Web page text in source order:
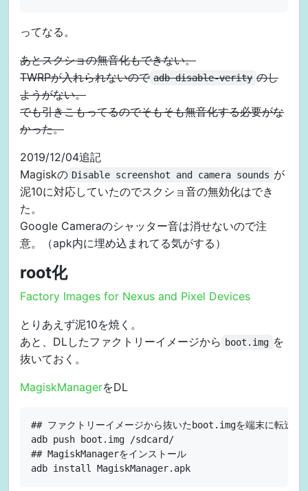
ってなる。
あとスクショの無音化もできない。
TWRPが入れられないので adb disable-verity のし
ようがない。
でも引きこもってるのでそもそも無音化する必要がな
かった。
2019/12/04追記
Magiskの Disable screenshot and camera sounds が
泥10に対応していたのでスクショ音の無効化はでき
た。
Google Cameraのシャッター音は消せないので注
意。（apk内に埋め込まれてる気がする）
root化
Factory Images for Nexus and Pixel Devices
とりあえず泥10を焼く。
あと、DLしたファクトリーイメージから boot.img を
抜いておく。
MagiskManagerをDL
## ファクトリーイメージから抜いたboot.imgを端末に転送
adb push boot.img /sdcard/
## MagiskManagerをインストール